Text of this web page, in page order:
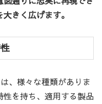
きく広げます。
、様々な種類がありま
を持ち、適用する製品